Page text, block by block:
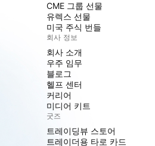
CME 그룹 선물
유렉스 선물
미국 주식 번들
회사 정보
회사 소개
우주 임무
블로그
헬프 센터
커리어
미디어 키트
굿즈
트레이딩뷰 스토어
트레이더용 타로 카드